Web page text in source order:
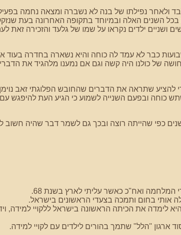
ולאחר נפילתו של בנה לא נשברה ומצאה נחמה
השנים האלה ובמיוחד בתקופה האחרונה בעת
ילדים נקראו על שמו של גלעד והזכירה זאת
כבר לא עמד לה כוחה והיא נשארה בחדרה בעוד
של כולנו היה קשה וגם אם נמענו מלהגיד את
שתראה את הדברים שהחובש הפלוגתי זאב
כוחה ובפעם השנייה לשמוע כי הגיע העת להיפגש
שנים כפי שהייתה רוצה ובכך גם לשמר דבר שהיה חשוב
אותי בחום ותמכה בצעדי הראשונים בישראל.
לימדה את הכיתה הראשונה בישראל ללקויי למידה,
ארגון "הלל" שתמך בהורים לילדים עם לקויי למידה.